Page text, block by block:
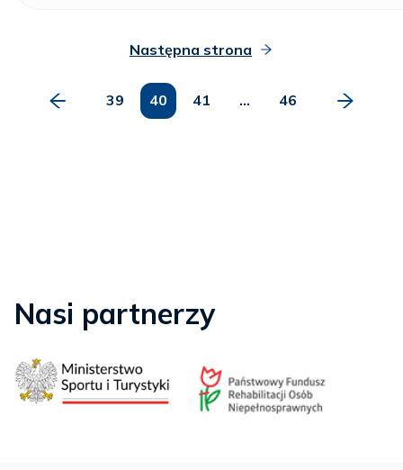
Następna strona
39 40 41 ... 46
Nasi partnerzy